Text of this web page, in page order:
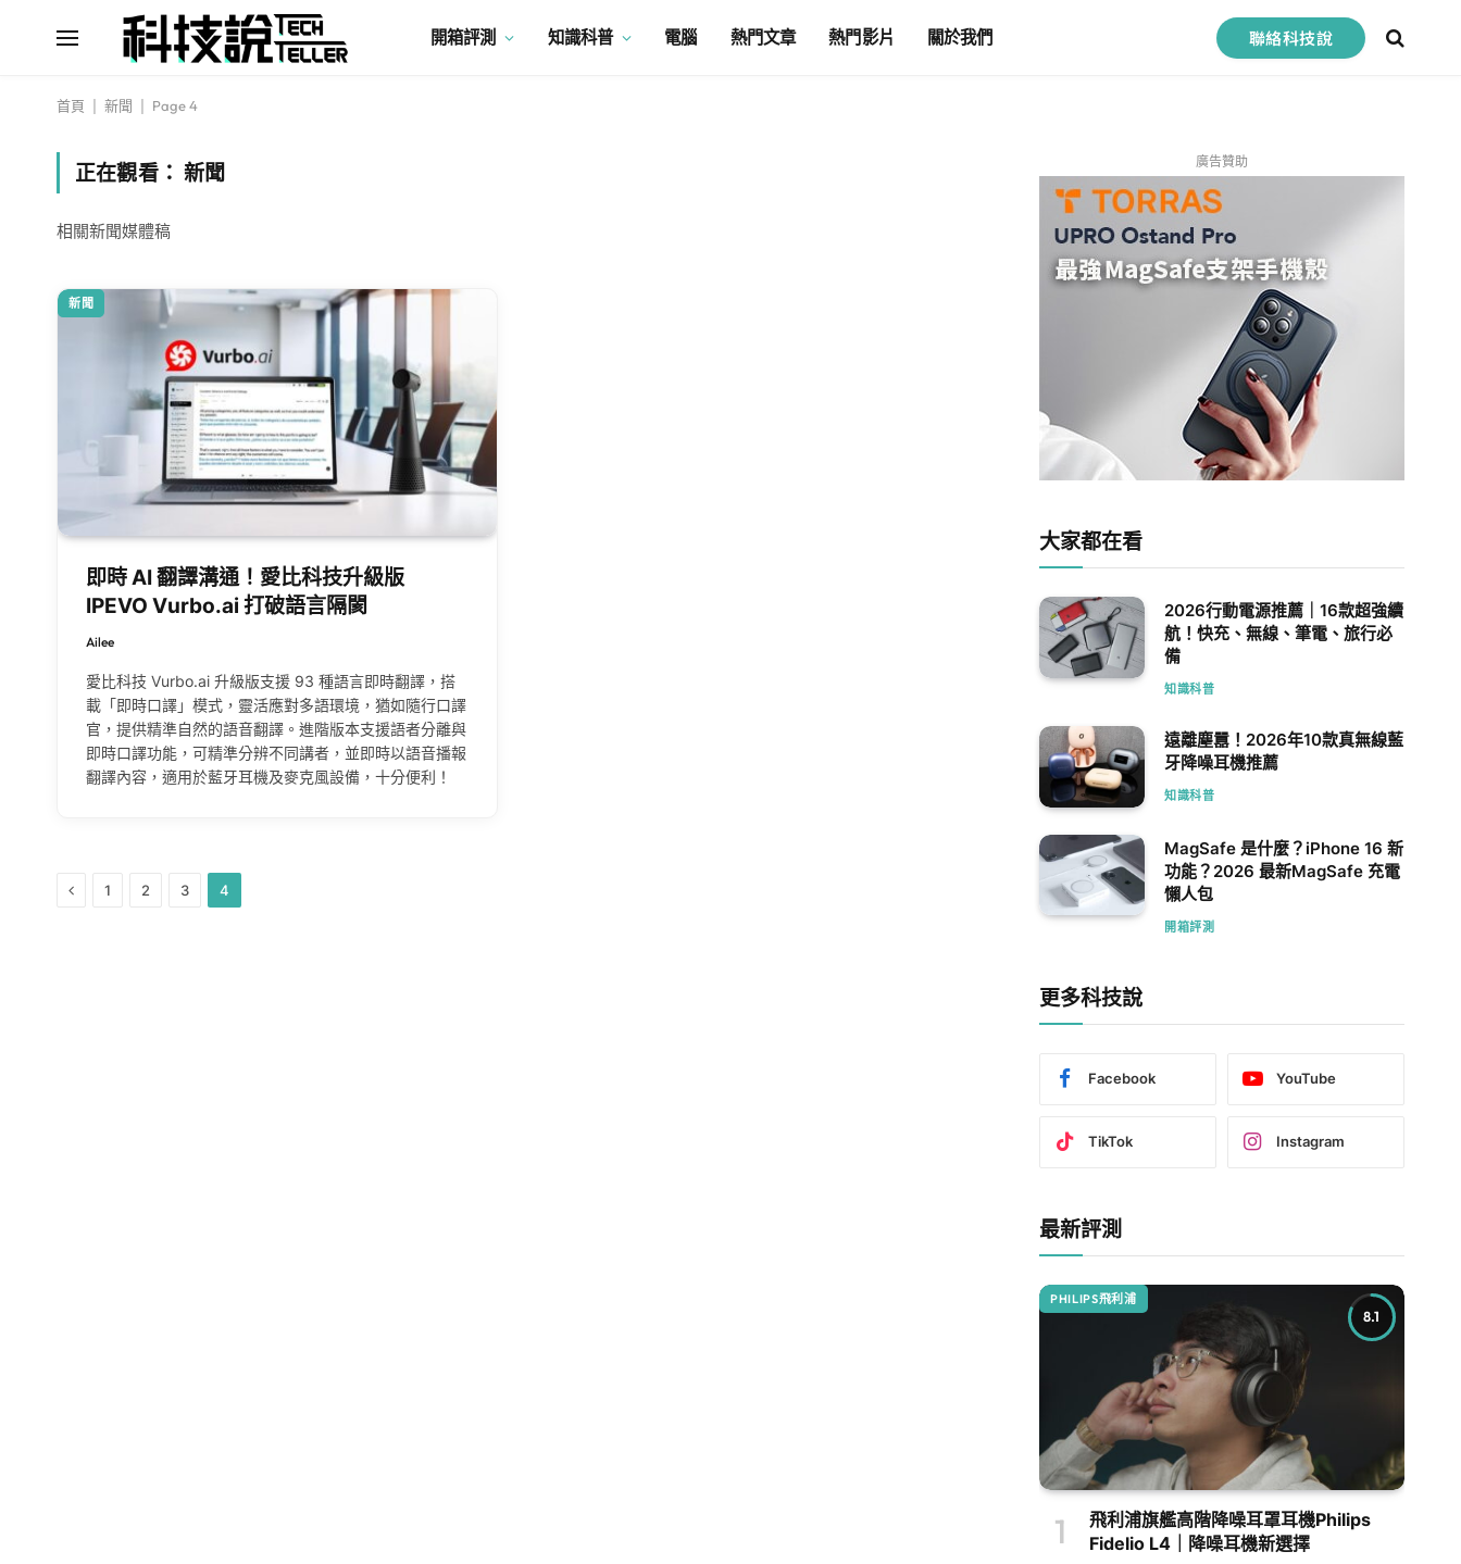
開箱評測 知識科普 電腦 熱門文章 熱門影片 關於我們 聯絡科技說
首頁 新聞 Page 4
正在觀看：新聞
相關新聞媒體稿
新聞
即時 AI 翻譯溝通！愛比科技升級版
IPEVO Vurbo.ai 打破語言隔閡
Ailee
愛比科技 Vurbo.ai 升級版支援 93 種語言即時翻譯，搭
載「即時口譯」模式，靈活應對多語環境，猶如隨行口譯
官，提供精準自然的語音翻譯。進階版本支援語者分離與
即時口譯功能，可精準分辨不同講者，並即時以語音播報
翻譯內容，適用於藍牙耳機及麥克風設備，十分便利！
Previous
1 2 3 4
廣告贊助
大家都在看
2026行動電源推薦｜16款超強續
航！快充、無線、筆電、旅行必
備
知識科普
遠離塵囂！2026年10款真無線藍
牙降噪耳機推薦
知識科普
MagSafe 是什麼？iPhone 16 新
功能？2026 最新MagSafe 充電
懶人包
開箱評測
更多科技說
Facebook YouTube
TikTok Instagram
最新評測
8.1
PHILIPS飛利浦
飛利浦旗艦高階降噪耳罩耳機Philips
Fidelio L4｜降噪耳機新選擇